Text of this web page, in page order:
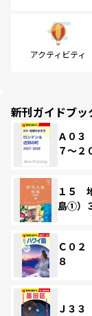
アクティビティ
新刊ガイドブッ
Ａ０
７～２
１５
島①）
Ｃ０
８
Ｊ３